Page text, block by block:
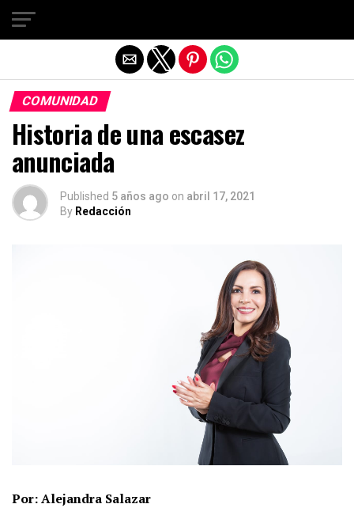
COMUNIDAD
Historia de una escasez
anunciada
Published 5 años ago on abril 17, 2021
By Redacción
Por: Alejandra Salazar